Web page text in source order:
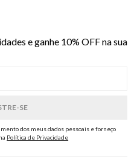
e ganhe 10% OFF na sua
dos meus dados pessoais e forneço
Política de Privacidade